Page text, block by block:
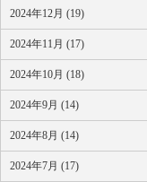
2024年12月 (19)
2024年11月 (17)
2024年10月 (18)
2024年9月 (14)
2024年8月 (14)
2024年7月 (17)